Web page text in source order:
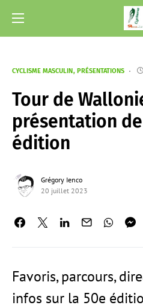
CYCLISME MASCULIN PRÉSENTATIONS
Tour de
présentation
édition
Grégory Ienco
20 juillet 2023
Favoris, parcours,
infos sur la 50e